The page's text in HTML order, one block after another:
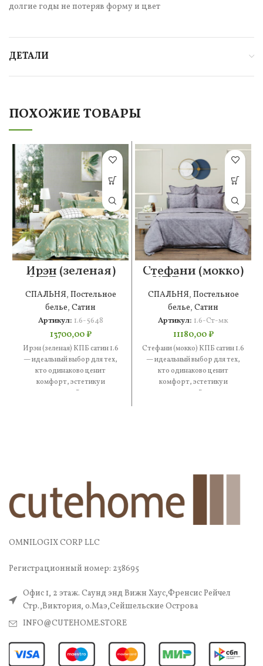
долгие годы не потеряв форму и цвет
ДЕТАЛИ
ПОХОЖИЕ ТОВАРЫ
Ирэн (зеленая)
КПБ сатин 1.6
СПАЛЬНЯ, Постельное
белье, Сатин
Артикул: 1.6-5648
13700,00₽
Ирэн (зеленая) КПБ сатин 1.6
— идеальный выбор для тех,
кто одинаково ценит
комфорт, эстетику и
практичность. В составе —
Стефани (мокко)
КПБ сатин 1.6
СПАЛЬНЯ, Постельное
белье, Сатин
Артикул: 1.6-Ст-мк
11180,00₽
Стефани (мокко) КПБ сатин 1.6
— идеальный выбор для тех,
кто одинаково ценит
комфорт, эстетику и
практичность. В составе —
OMNILOGIX CORP LLC
Регистрационный номер: 238695
Офис 1, 2 этаж. Саунд энд Вижн Хаус,Френсис Рейчел
Стр.,Виктория, о.Маэ,Сейшельские Острова
INFO@CUTEHOME.STORE